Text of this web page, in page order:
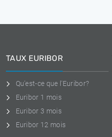
TAUX EURIBOR
Qu'est-ce que l'Euribor?
Euribor 1 mois
Euribor 3 mois
Euribor 12 mois